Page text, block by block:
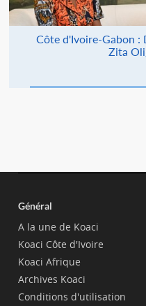
Côte d'Ivoire-Gabon
Zita
Général
A la une de Koaci
Koaci Côte d'Ivoire
Koaci Afrique
Archives Koaci
Conditions d'utilisation